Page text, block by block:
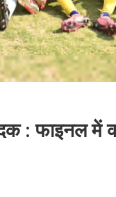
: फाइनल में